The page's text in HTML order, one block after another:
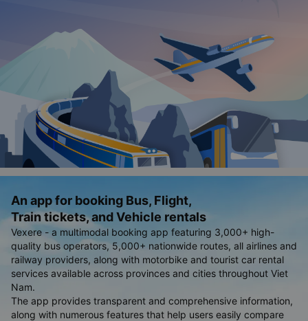
An app for booking Bus, Flight,
Train tickets, and Vehicle rentals
Vexere - a multimodal booking app featuring 3,000+ high-
quality bus operators, 5,000+ nationwide routes, all airlines and
railway providers, along with motorbike and tourist car rental
services available across provinces and cities throughout Viet
Nam.
The app provides transparent and comprehensive information,
along with numerous features that help users easily compare